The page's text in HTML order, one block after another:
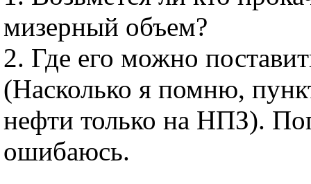
мизерный объем?
2. Где его можно
(Насколько я помню,
нефти только на НПЗ).
ошибаюсь.